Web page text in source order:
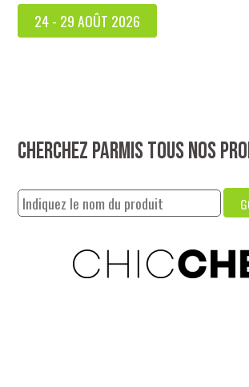
24 - 29 AOÛT 2026
Cherchez parmis tous nos